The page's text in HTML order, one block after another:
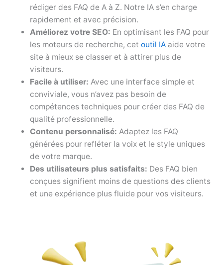
rédiger des FAQ de A à Z. Notre IA s’en charge
rapidement et avec précision.
Améliorez votre SEO: En optimisant les FAQ pour
les moteurs de recherche, cet outil IA aide votre
site à mieux se classer et à attirer plus de
visiteurs.
Facile à utiliser: Avec une interface simple et
conviviale, vous n’avez pas besoin de
compétences techniques pour créer des FAQ de
qualité professionnelle.
Contenu personnalisé: Adaptez les FAQ
générées pour refléter la voix et le style uniques
de votre marque.
Des utilisateurs plus satisfaits: Des FAQ bien
conçues signifient moins de questions des clients
et une expérience plus fluide pour vos visiteurs.